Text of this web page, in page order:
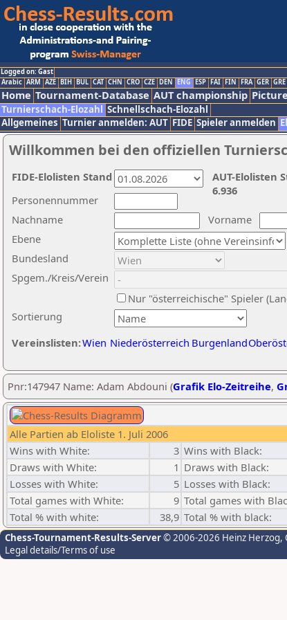
Logged on: Gast
Arabic ARM AZE BIH BUL CAT CHN CRO CZE DEN ENG ESP FAI FIN FRA GER GRE
Home Tournament-Database AUT championship
Turnierschach-Elozahl Schnellschach-Elozahl
Allgemeines Turnier anmelden: AUT FIDE Spieler anmelden
Willkommen bei den offiziellen
Nachname
Vorname
Ebene
Sortierung
Personennummer
Bundesland
Spgem./Kreis/Verein
Nur "österreichische" Spieler
Vereinslisten:Wien Niederösterreich Burgenland
AUT-Elolisten
6.936
FIDE-Elolisten Stand
Pnr:147947 Name: Adam Abdouni (Grafik Elo-Zeitreihe,
Alle Partien ab Eloliste 1. Juli 2006
Wins with White:
3 Wins with Black:
Draws with White:
1 Draws with Black:
Losses with White:
5 Losses with Black:
Total games with White:
9 Total games with
Total % with white:
38,9 Total % with black:
Chess-Tournament-Results-Server© 2006-2026 Heinz Herzog,
Legal details/Terms of use